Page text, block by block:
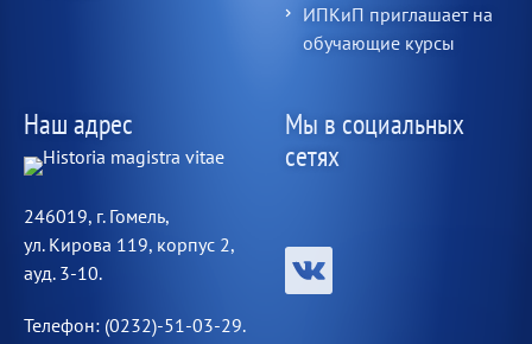
ИПКиП приглашает на
обучающие курсы
Наш адрес
246019, г. Гомель,
ул. Кирова 119, корпус 2,
ауд. 3-10.
Телефон: (0232)-51-03-29.
Мы в социальных
сетях